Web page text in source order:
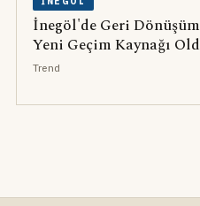
İnegöl'de Geri
Yeni Geçim Kaynağı
Trend